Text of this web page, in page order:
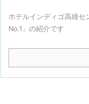
ホテルインディゴ高雄セ
No.1」の紹介です